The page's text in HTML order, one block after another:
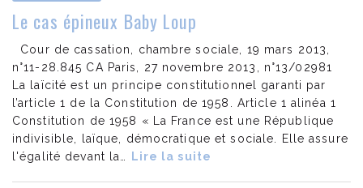
Le cas épineux Baby Loup
Cour de cassation, chambre sociale, 19 mars 2013,
n°11-28.845 CA Paris, 27 novembre 2013, n°13/02981
La laïcité est un principe constitutionnel garanti par
l’article 1 de la Constitution de 1958. Article 1 alinéa 1
Constitution de 1958 « La France est une République
indivisible, laïque, démocratique et sociale. Elle assure
l'égalité devant la…
Lire la suite